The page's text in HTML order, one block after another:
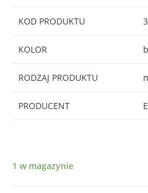
KOD PRODUKTU
KOLOR
RODZAJ PRODUKTU
PRODUCENT
1 w magazynie